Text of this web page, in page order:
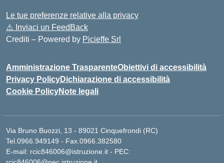
Le tue preferenze relative alla privacy
⚠️ Inviaci un FeedBack
Crediti – Powered by Picieffe Srl
Amministrazione TrasparenteObiettivi di accessibilità
Privacy PolicyDichiarazione di accessibilità
Cookie PolicyNote legali
Via Bruno Buozzi, 13 - 89021 Cinquefrondi (RC)
Tel.0966.949149 - Fax.0966.382580
E-mail: rcic846006@istruzione.it - PEC: